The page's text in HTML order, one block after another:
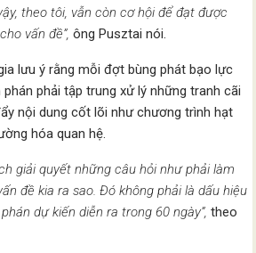
theo tôi, vẫn còn cơ hội để đạt được
vấn đề”,ông Pusztai nói.
lưu ý rằng mỗi đợt bùng phát bạo lực
phải tập trung xử lý những tranh cãi
nội dung cốt lõi như chương trình hạt
hóa quan hệ.
giải quyết những câu hỏi như phải làm
đề kia ra sao. Đó không phải là dấu hiệu
dự kiến diễn ra trong 60 ngày”, theo